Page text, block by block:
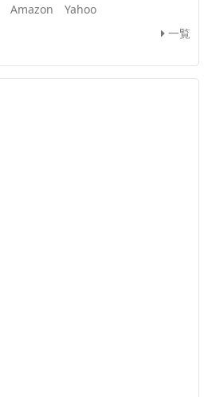
Amazon
Yahoo
一覧